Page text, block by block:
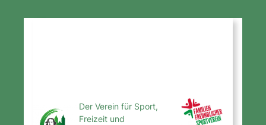
Der Verein für Sport,
Freizeit und